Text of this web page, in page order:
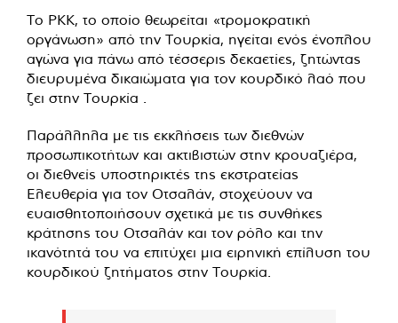
Το PKK, το οποίο θεωρείται «τρομοκρατική
οργάνωση» από την Τουρκία, ηγείται ενός ένοπλου
αγώνα για πάνω από τέσσερις δεκαετίες, ζητώντας
διευρυμένα δικαιώματα για τον κουρδικό λαό που
ζει στην Τουρκία .
Παράλληλα με τις εκκλήσεις των διεθνών
προσωπικοτήτων και ακτιβιστών στην κρουαζιέρα,
οι διεθνείς υποστηρικτές της εκστρατείας
Ελευθερία για τον Οτσαλάν, στοχεύουν να
ευαισθητοποιήσουν σχετικά με τις συνθήκες
κράτησης του Οτσαλάν και τον ρόλο και την
ικανότητά του να επιτύχει μια ειρηνική επίλυση του
κουρδικού ζητήματος στην Τουρκία.